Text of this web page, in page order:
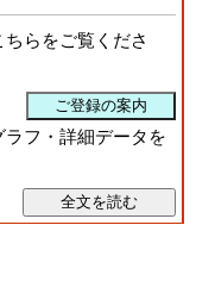
らをご覧くださ
フ・詳細データを